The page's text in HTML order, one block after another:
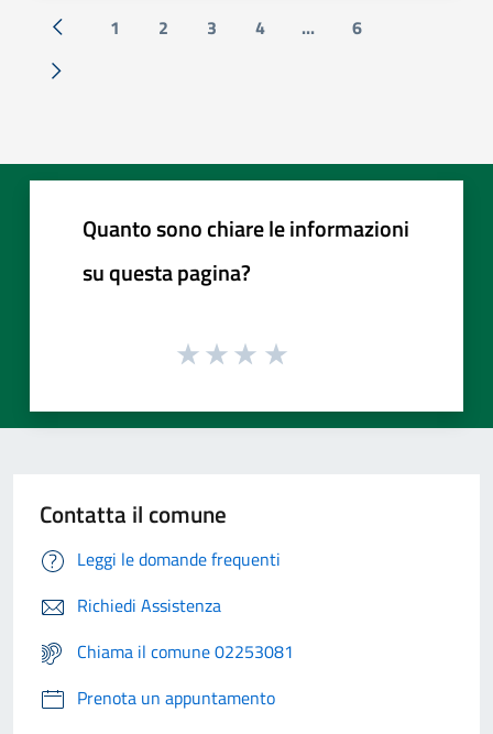
« Precedente
1 2 3 4 ... 6
Successiva »
Quanto sono chiare le informazioni
su questa pagina?
Contatta il comune
Leggi le domande frequenti
Richiedi Assistenza
Chiama il comune 02253081
Prenota un appuntamento